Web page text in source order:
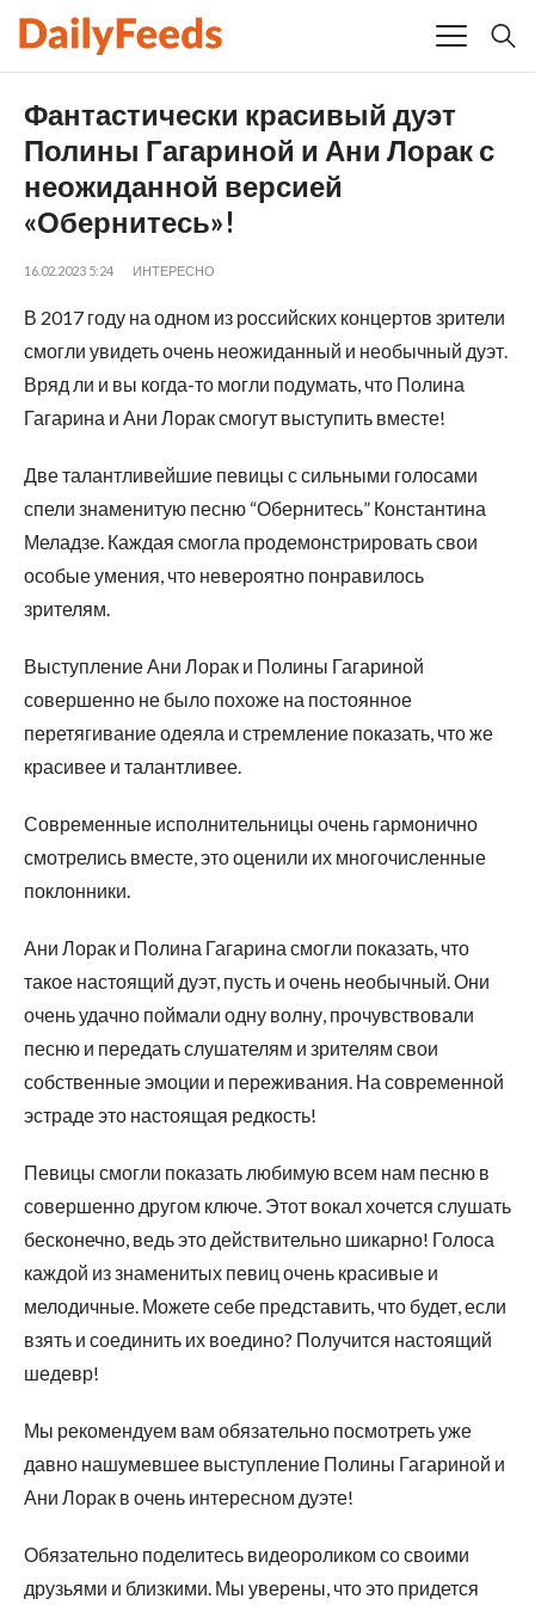
Фантастически красивый дуэт
Полины Гагариной и Ани Лорак с
неожиданной версией
«Обернитесь»!
16.02.2023 5:24 ИНТЕРЕСНО
В 2017 году на одном из российских концертов зрители
смогли увидеть очень неожиданный и необычный дуэт.
Вряд ли и вы когда-то могли подумать, что Полина
Гагарина и Ани Лорак смогут выступить вместе!
Две талантливейшие певицы с сильными голосами
спели знаменитую песню “Обернитесь” Константина
Меладзе. Каждая смогла продемонстрировать свои
особые умения, что невероятно понравилось
зрителям.
Выступление Ани Лорак и Полины Гагариной
совершенно не было похоже на постоянное
перетягивание одеяла и стремление показать, что же
красивее и талантливее.
Современные исполнительницы очень гармонично
смотрелись вместе, это оценили их многочисленные
поклонники.
Ани Лорак и Полина Гагарина смогли показать, что
такое настоящий дуэт, пусть и очень необычный. Они
очень удачно поймали одну волну, прочувствовали
песню и передать слушателям и зрителям свои
собственные эмоции и переживания. На современной
эстраде это настоящая редкость!
Певицы смогли показать любимую всем нам песню в
совершенно другом ключе. Этот вокал хочется слушать
бесконечно, ведь это действительно шикарно! Голоса
каждой из знаменитых певиц очень красивые и
мелодичные. Можете себе представить, что будет, если
взять и соединить их воедино? Получится настоящий
шедевр!
Мы рекомендуем вам обязательно посмотреть уже
давно нашумевшее выступление Полины Гагариной и
Ани Лорак в очень интересном дуэте!
Обязательно поделитесь видеороликом со своими
друзьями и близкими. Мы уверены, что это придется